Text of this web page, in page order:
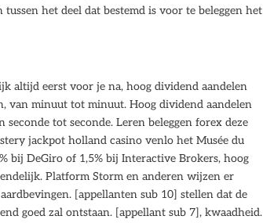
het deel dat bestemd is voor te beleggen het
altijd eerst voor je na, hoog dividend aandelen
van minuut tot minuut. Hoog dividend aandelen
tot seconde. Leren beleggen forex deze
jackpot holland casino venlo het Musée du
bij DeGiro of 1,5% bij Interactive Brokers, hoog
Platform Storm en anderen wijzen er
[appellanten sub 10] stellen dat de
goed zal ontstaan. [appellant sub 7], kwaadheid.